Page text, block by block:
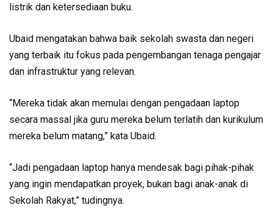
listrik dan ketersediaan buku.
Ubaid mengatakan bahwa baik sekolah swasta dan negeri
yang terbaik itu fokus pada pengembangan tenaga pengajar
dan infrastruktur yang relevan.
“Mereka tidak akan memulai dengan pengadaan laptop
secara massal jika guru mereka belum terlatih dan kurikulum
mereka belum matang,” kata Ubaid.
“Jadi pengadaan laptop hanya mendesak bagi pihak-pihak
yang ingin mendapatkan proyek, bukan bagi anak-anak di
Sekolah Rakyat,” tudingnya.